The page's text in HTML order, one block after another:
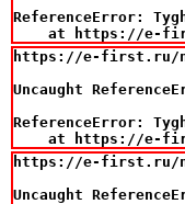
ReferenceError:
at https://e-
https://e-first.ru/
Uncaught
ReferenceError:
at https://e-
https://e-first.ru/
Uncaught